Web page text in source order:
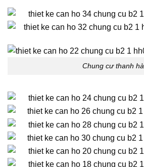
Chung cư thanh hà